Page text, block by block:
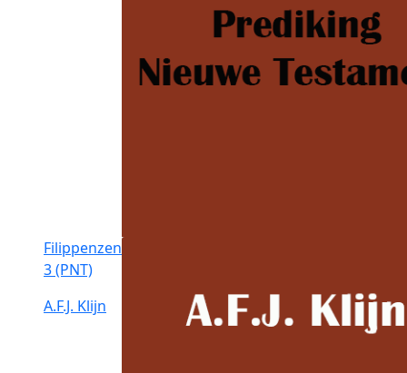
Filippenzen
3 (PNT)
A.F.J. Klijn